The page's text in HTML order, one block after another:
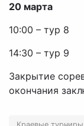
20 марта
10:00 – тур 8
14:30 – тур 9
Закрытие
окончания